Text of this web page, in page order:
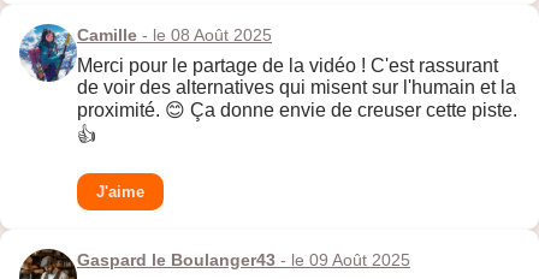
Camille - le 08 Août 2025
Merci pour le partage de la vidéo ! C'est rassurant
de voir des alternatives qui misent sur l'humain et la
proximité. 😊 Ça donne envie de creuser cette piste.
👍
J'aime
Gaspard le Boulanger43 - le 09 Août 2025